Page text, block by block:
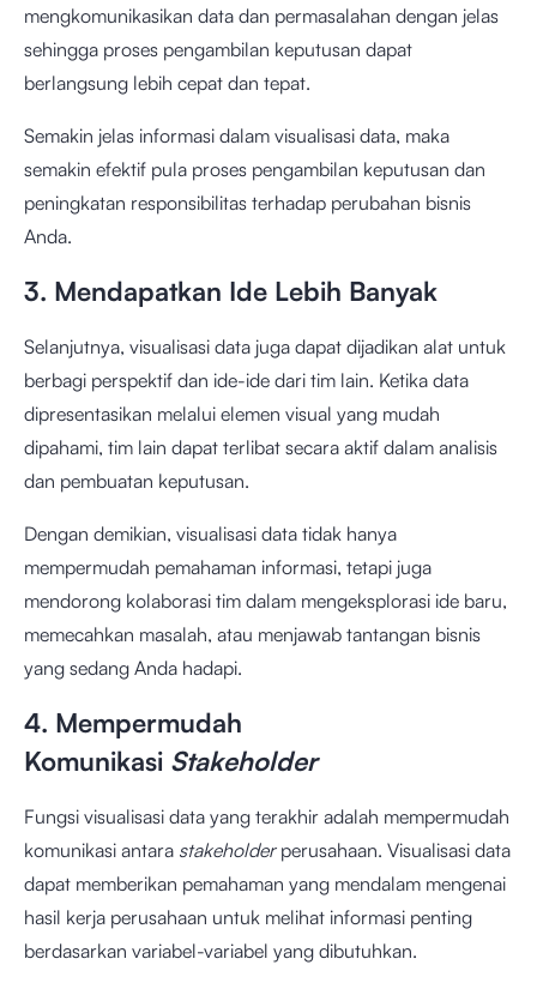
mengkomunikasikan data dan permasalahan dengan jelas
sehingga proses pengambilan keputusan dapat
berlangsung lebih cepat dan tepat.
Semakin jelas informasi dalam visualisasi data, maka
semakin efektif pula proses pengambilan keputusan dan
peningkatan responsibilitas terhadap perubahan bisnis
Anda.
3. Mendapatkan Ide Lebih Banyak
Selanjutnya, visualisasi data juga dapat dijadikan alat untuk
berbagi perspektif dan ide-ide dari tim lain. Ketika data
dipresentasikan melalui elemen visual yang mudah
dipahami, tim lain dapat terlibat secara aktif dalam analisis
dan pembuatan keputusan.
Dengan demikian, visualisasi data tidak hanya
mempermudah pemahaman informasi, tetapi juga
mendorong kolaborasi tim dalam mengeksplorasi ide baru,
memecahkan masalah, atau menjawab tantangan bisnis
yang sedang Anda hadapi.
4. Mempermudah
Komunikasi Stakeholder
Fungsi visualisasi data yang terakhir adalah mempermudah
komunikasi antara stakeholder perusahaan. Visualisasi data
dapat memberikan pemahaman yang mendalam mengenai
hasil kerja perusahaan untuk melihat informasi penting
berdasarkan variabel-variabel yang dibutuhkan.